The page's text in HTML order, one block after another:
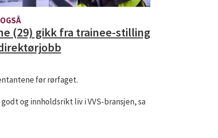
(29) gikk fra trainee-stilling
før rørfaget.
og innholdsrikt liv i VVS-bransjen, sa